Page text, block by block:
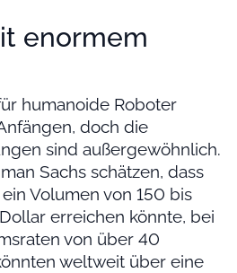
enormem
humanoide Roboter
doch die
sind außergewöhnlich.
Sachs schätzen, dass
Volumen von 150 bis
erreichen könnte, bei
von über 40
weltweit über eine